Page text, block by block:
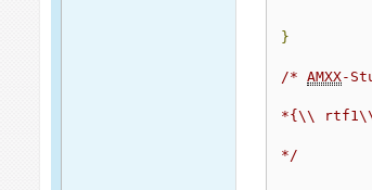
}
/* AMXX-
*{\\ rtf1\\
*/